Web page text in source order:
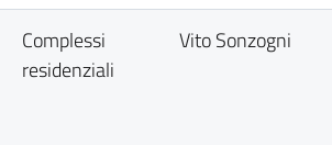
Complessi
residenziali
Vito Sonzogni